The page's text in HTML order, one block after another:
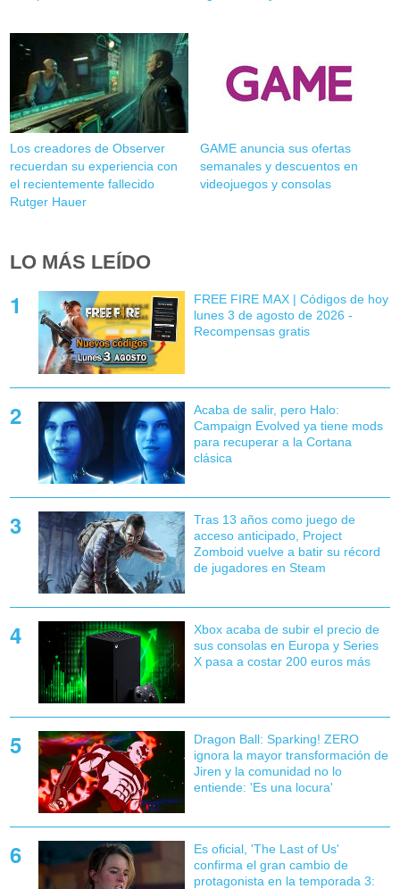
Los creadores de Observer
recuerdan su experiencia con
el recientemente fallecido
Rutger Hauer
GAME anuncia sus ofertas
semanales y descuentos en
videojuegos y consolas
LO MÁS LEÍDO
FREE FIRE MAX | Códigos de hoy
lunes 3 de agosto de 2026 -
Recompensas gratis
Acaba de salir, pero Halo:
Campaign Evolved ya tiene mods
para recuperar a la Cortana
clásica
Tras 13 años como juego de
acceso anticipado, Project
Zomboid vuelve a batir su récord
de jugadores en Steam
Xbox acaba de subir el precio de
sus consolas en Europa y Series
X pasa a costar 200 euros más
Dragon Ball: Sparking! ZERO
ignora la mayor transformación de
Jiren y la comunidad no lo
entiende: 'Es una locura'
Es oficial, 'The Last of Us'
confirma el gran cambio de
protagonista en la temporada 3: